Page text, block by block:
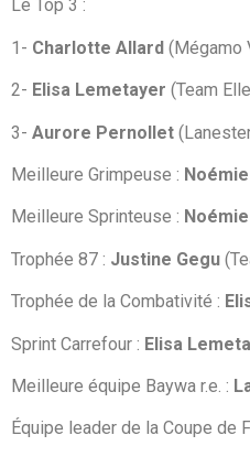
Le Top 3 :
1- Charlotte Allard (Mégamo
2- Elisa Lemetayer (Team
3- Aurore Pernollet
Meilleure Grimpeuse :
Meilleure Sprinteuse :
Trophée 87 : Justine Gegu
Trophée de la Combativité :
Sprint Carrefour : Elisa
Meilleure équipe Baywa r.e. :
Équipe leader de la Coupe de